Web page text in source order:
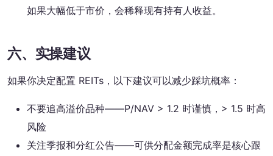
如果大幅低于市价，会稀释现有持有人收益。
六、实操建议
如果你决定配置 REITs，以下建议可以减少踩坑概率：
不要追高溢价品种——P/NAV > 1.2 时谨慎，> 1.5 时高
风险
关注季报和分红公告——可供分配金额完成率是核心跟